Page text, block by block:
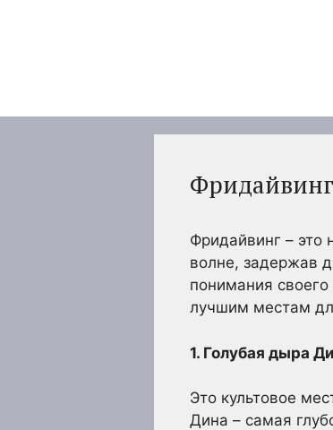
Фридайвинг – это
волне, задержав
понимания
лучшим местам
1. Голубая дыра
Это культовое
Дина – самая